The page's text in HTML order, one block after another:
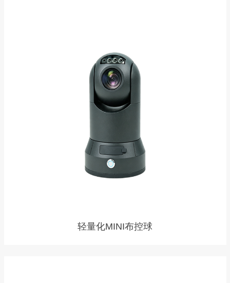
轻量化MINI布控球